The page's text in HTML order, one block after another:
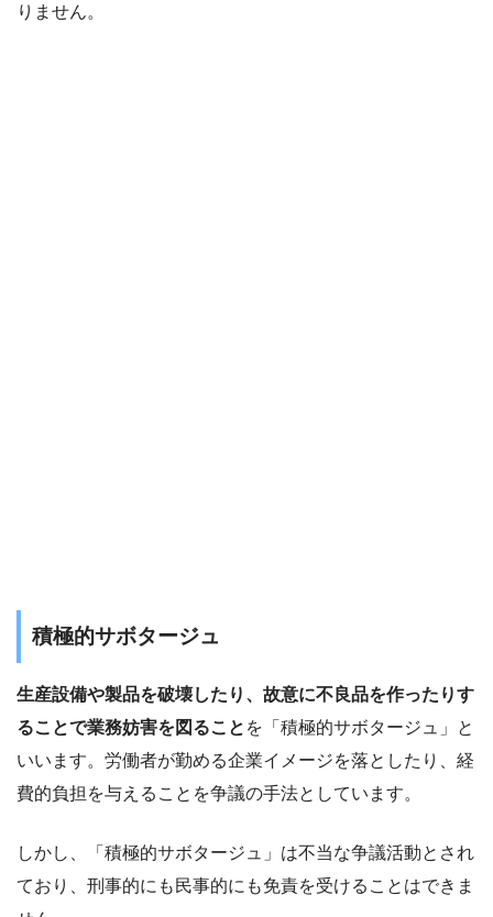
りません。
積極的サボタージュ
生産設備や製品を破壊したり、故意に不良品を作ったりす
ることで業務妨害を図ること を「積極的サボタージュ」と
いいます。労働者が勤める企業イメージを落としたり、経
費的負担を与えることを争議の手法としています。
しかし、「積極的サボタージュ」は不当な争議活動とされ
ており、刑事的にも民事的にも免責を受けることはできま